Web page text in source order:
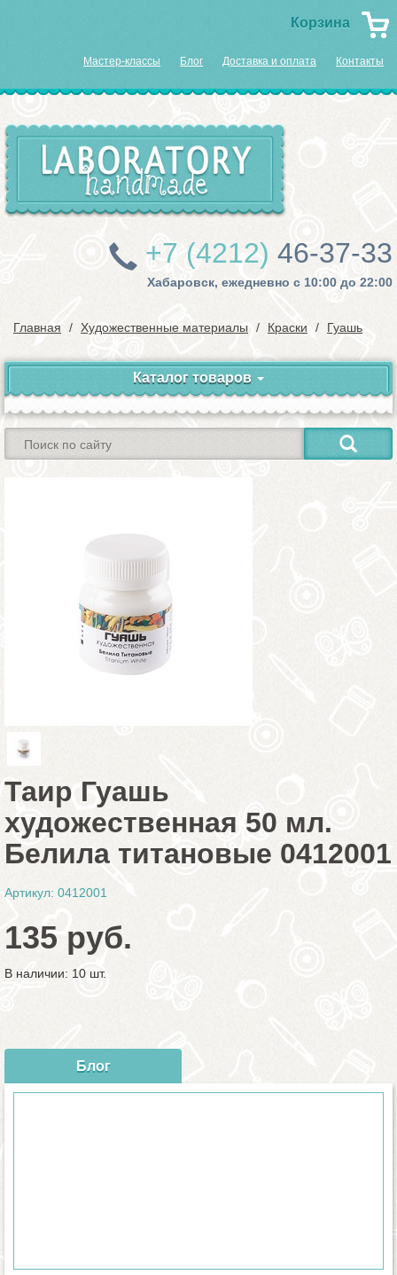
Корзина
Мастер-классы Блог Доставка и оплата Контакты
+7 (4212) 46-37-33
Хабаровск, ежедневно с 10:00 до 22:00
Главная Художественные материалы Краски Гуашь
Каталог товаров
Таир Гуашь
художественная 50 мл.
Белила титановые 0412001
Артикул: 0412001
135 руб.
В наличии: 10 шт.
Блог